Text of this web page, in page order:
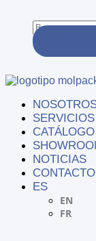
SERVICIOS
CATÁLOGO
NOTICIAS
CONTACTO
ES
EN
FR